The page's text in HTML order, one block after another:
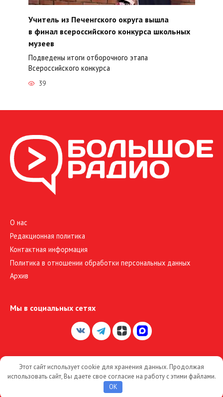
Учитель из Печенгского округа вышла
в финал всероссийского конкурса школьных
музеев
Подведены итоги отборочного этапа
Всероссийского конкурса
39
О нас
Редакционная политика
Контактная информация
Политика в отношении обработки персональных данных
Архив
Мы в социальных сетях
© 2026 Большое Радио
Этот сайт использует cookie для хранения данных. Продолжая
использовать сайт, Вы даете свое согласие на работу с этими файлами.
OK